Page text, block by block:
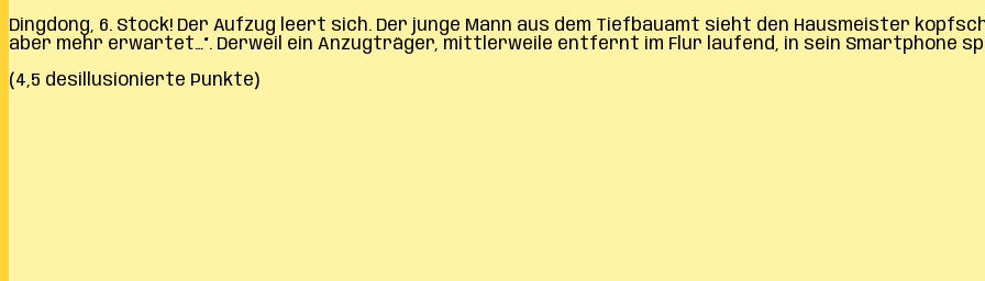
Dingdong, 6. Stock! Der Aufzug leert sich. Der junge Mann aus dem Tiefbauamt sieht den Hausmeister
aber mehr erwartet…“. Derweil ein Anzugträger, mittlerweile entfernt im Flur laufend, in sein Smartphone
(4,5 desillusionierte Punkte)